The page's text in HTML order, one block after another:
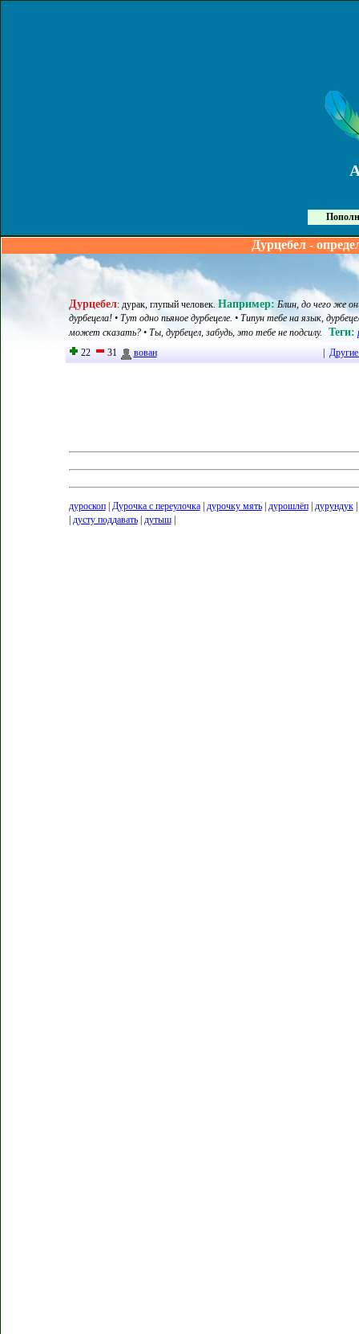
Дурцебел -
Дурцебел: дурак, глупый человек. Например: Блин, до чего же
дурбецела! • Тут одно пьяное дурбецеле. • Типун тебе на язык,
может сказать? • Ты, дурбецел, забудь, это тебе не подсилу.
Теги:
22
31 вован
дуроскоп| Дурочка с переулочка| дурочку мять| дурошлёп| дурундук|
дусту поддавать| дутыш|